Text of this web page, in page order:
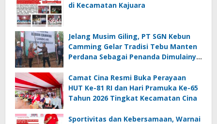
di Kecamatan Kajuara
Jelang Musim Giling, PT SGN Kebun
Camming Gelar Tradisi Tebu Manten
Perdana Sebagai Penanda Dimulainya
Camat Cina Resmi Buka Perayaan
HUT Ke-81 RI dan Hari Pramuka Ke-65
Tahun 2026 Tingkat Kecamatan Cina
Sportivitas dan Kebersamaan, Warnai